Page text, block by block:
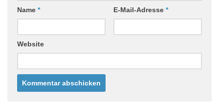
Name * E-Mail-Adresse *
Website